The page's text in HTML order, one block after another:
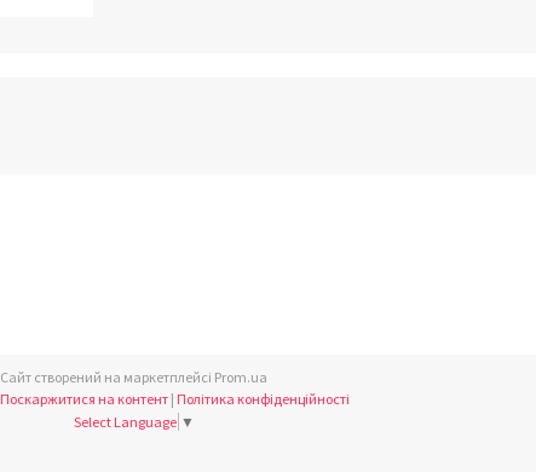
Сайт створений на маркетплейсі Prom.ua
Поскаржитися на контент | Політика конфіденційності
Select Language ▼